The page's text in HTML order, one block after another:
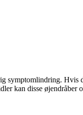
symptomlindring. Hvis
kan disse øjendråber